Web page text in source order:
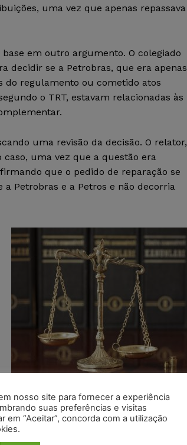
uma vez que apenas repassava
base em outro argumento. O colegiado
decidir se a Petrobras, que era apenas
do regulamento ou cometido atos
o TRT, estavam relacionadas às
uma revisão da decisão. O relator,
uma vez que a questão era
que o pedido de reparação se
Petrobras e a Petros e não decorria
Créditos: Izzetugutmen | iStock
nosso site para fornecer a experiência
suas preferências e visitas
em “Aceitar”, concorda com a utilização